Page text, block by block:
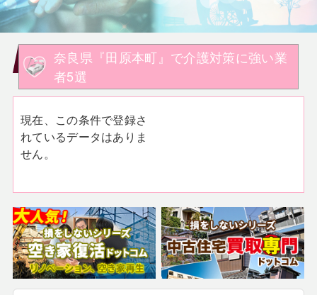
奈良県『田原本町』で介護対策に強い業
者5選
現在、この条件で登録さ
れているデータはありま
せん。